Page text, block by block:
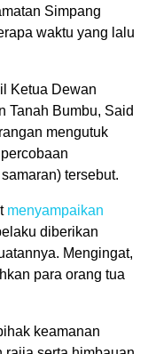
Simpang
waktu yang lalu
Ketua Dewan
Tanah Bumbu, Said
mengutuk
tersebut.
menyampaikan
diberikan
Mengingat,
para orang tua
keamanan